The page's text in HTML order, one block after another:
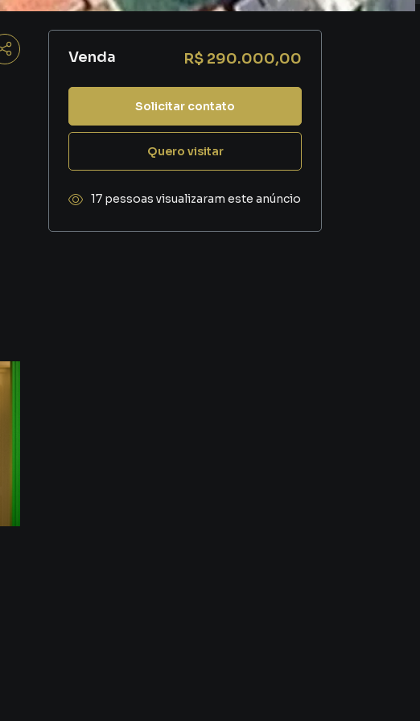
Venda R$ 290.000,00
Solicitar contato
Quero visitar
17 pessoas visualizaram este anúncio